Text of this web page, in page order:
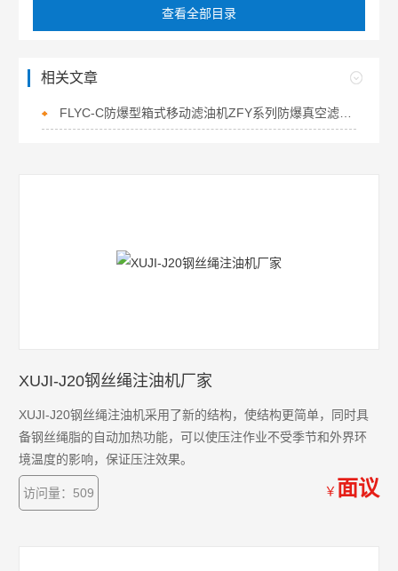
查看全部目录
相关文章
XUJI-J20钢丝绳注油机厂家
XUJI-J20钢丝绳注油机采用了新的结构，使结构更简单，同时具
备钢丝绳脂的自动加热功能，可以使压注作业不受季节和外界环
境温度的影响，保证压注效果。
访问量：509 ￥ 面议